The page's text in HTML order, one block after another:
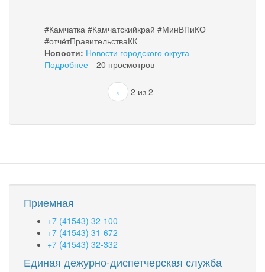
#Камчатка #Камчатскийкрай #МинВПиКО
#отчётПравительстваКК
Новости: Новости городского округа
Подробнее
отчеты
Правительства
края
20 просмотров
‹ 2 из 2
Приемная
+7 (41543) 32-100
+7 (41543) 31-672
+7 (41543) 32-332
Единая дежурно-диспетчерская служба